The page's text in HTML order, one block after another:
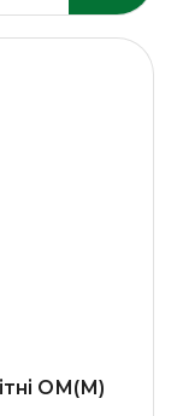
ОМ(М)